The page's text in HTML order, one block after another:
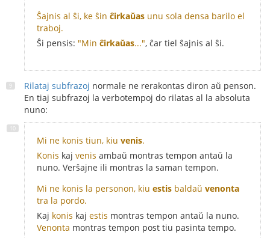
Ŝajnis al ŝi, ke ŝin ĉirkaŭas unu sola densa barilo el
traboj.
Ŝi pensis: "Min ĉirkaŭas...", ĉar tiel ŝajnis al ŝi.
Rilataj subfrazoj normale ne rerakontas diron aŭ penson.
En tiaj subfrazoj la verbotempoj do rilatas al la absoluta
nuno:
Mi ne konis tiun, kiu venis.
Konis kaj venis ambaŭ montras tempon antaŭ la
nuno. Verŝajne ili montras la saman tempon.
Mi ne konis la personon, kiu estis baldaŭ venonta
tra la pordo.
Kaj konis kaj estis montras tempon antaŭ la nuno.
Venonta montras tempon post tiu pasinta tempo.